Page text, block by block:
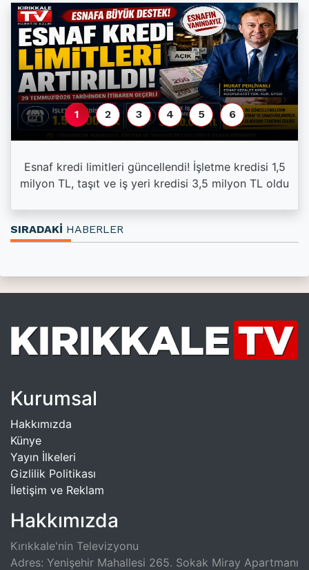
Esnaf kredi limitleri güncellendi! İşletme kredisi 1,5
milyon TL, taşıt ve iş yeri kredisi 3,5 milyon TL oldu
1 2 3 4 5 6
SIRADAKİ HABERLER
Kurumsal
Hakkımızda
Künye
Yayın İlkeleri
Gizlilik Politikası
İletişim ve Reklam
Hakkımızda
Kırıkkale'nin Televizyonu
Adres: Yenişehir Mahallesi 265. Sokak Miray Apartmanı